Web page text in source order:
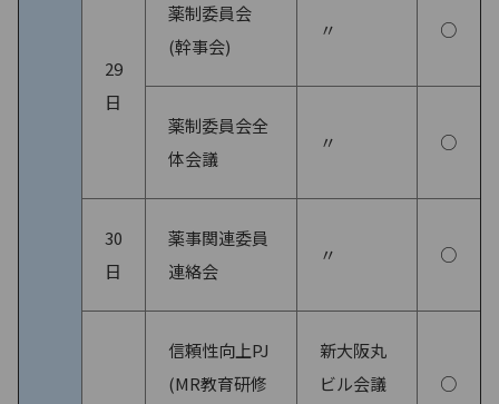
29
日
薬制委員会
(幹事会)
〃 ○
薬制委員会全
体会議
〃 ○
30
日
薬事関連委員
連絡会
〃 ○
信頼性向上PJ
(MR教育研修
新大阪丸
ビル会議
○